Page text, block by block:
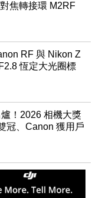
焦轉接環 M2RF
RF 與 Nikon Z
恆定大光圈標
！2026 相機大獎
冠、Canon 獲用戶